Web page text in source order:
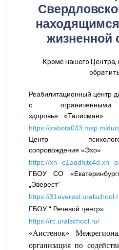
жизненной
Кроме нашего
Реабилитационный центр
с ограниченными
здоровья «Талисман»
https://
Центр психолого-
сопровождения «Эхо»
https://xn--e1aqdhjtc4d.xn--
ГБОУ СО
„Эверест“
https://
ГБОУ “ Речевой центр»
https://rc.uralschool.ru/
«Аистенок»
организация по